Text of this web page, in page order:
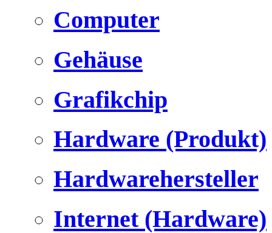
Computer
Gehäuse
Grafikchip
Hardware (Produkt)
Hardwarehersteller
Internet (Hardware)